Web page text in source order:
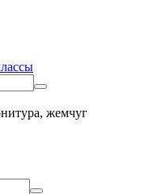
жемчуг